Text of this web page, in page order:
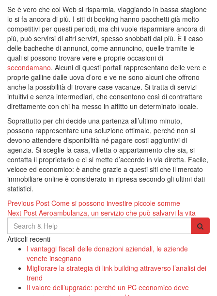
Se è vero che col Web si risparmia, viaggiando in bassa stagione
lo si fa ancora di più. I siti di booking hanno pacchetti già molto
competitivi per questi periodi, ma chi vuole risparmiare ancora di
più, può servirsi di altri servizi, spesso snobbati dai più. È il caso
delle bacheche di annunci, come annuncino, quelle tramite le
quali si possono trovare vere e proprie occasioni di
secondamano. Alcuni di questi portali rappresentano delle vere e
proprie galline dalle uova d’oro e ve ne sono alcuni che offrono
anche la possibilità di trovare case vacanze. Si tratta di servizi
intuitivi e senza intermediari, che consentono così di contrattare
direttamente con chi ha messo in affitto un determinato locale.
Soprattutto per chi decide una partenza all’ultimo minuto,
possono rappresentare una soluzione ottimale, perché non si
devono attendere disponibilità né pagare costi aggiuntivi di
agenzia. Si sceglie la casa, villetta o appartamento che sia, si
contatta il proprietario e ci si mette d’accordo in via diretta. Facile,
veloce ed economico: è anche grazie a questi siti che il mercato
immobiliare online è considerato in ripresa secondo gli ultimi dati
statistici.
Navigazione
articoli
Previous Post Come si possono investire piccole somme
Next Post Aeroambulanza, un servizio che può salvarvi la vita
Search
for:
Articoli recenti
I vantaggi fiscali delle donazioni aziendali, le aziende
venete insegnano
Migliorare la strategia di link building attraverso l’analisi dei
trend
Il valore dell’upgrade: perché un PC economico deve